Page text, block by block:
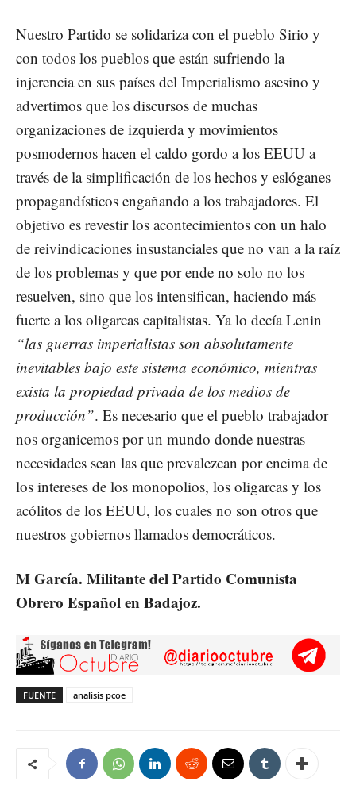
Nuestro Partido se solidariza con el pueblo Sirio y
con todos los pueblos que están sufriendo la
injerencia en sus países del Imperialismo asesino y
advertimos que los discursos de muchas
organizaciones de izquierda y movimientos
posmodernos hacen el caldo gordo a los EEUU a
través de la simplificación de los hechos y eslóganes
propagandísticos engañando a los trabajadores. El
objetivo es revestir los acontecimientos con un halo
de reivindicaciones insustanciales que no van a la raíz
de los problemas y que por ende no solo no los
resuelven, sino que los intensifican, haciendo más
fuerte a los oligarcas capitalistas. Ya lo decía Lenin
“las guerras imperialistas son absolutamente
inevitables bajo este sistema económico, mientras
exista la propiedad privada de los medios de
producción”. Es necesario que el pueblo trabajador
nos organicemos por un mundo donde nuestras
necesidades sean las que prevalezcan por encima de
los intereses de los monopolios, los oligarcas y los
acólitos de los EEUU, los cuales no son otros que
nuestros gobiernos llamados democráticos.
M García. Militante del Partido Comunista
Obrero Español en Badajoz.
FUENTE analisis pcoe